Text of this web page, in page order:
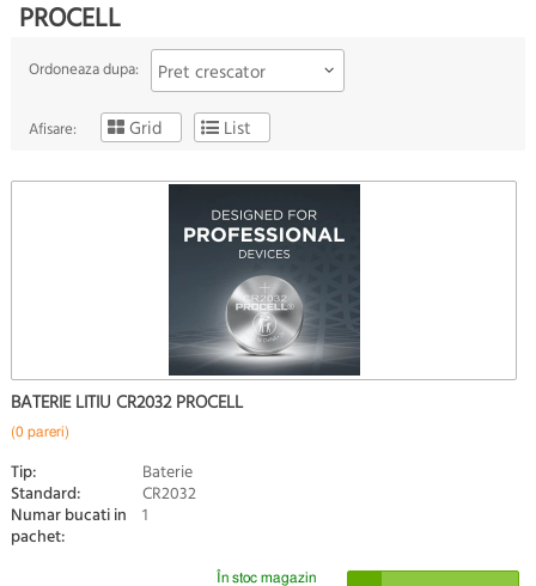
PROCELL
Ordoneaza dupa: Pret crescator
Afisare: Grid List
BATERIE LITIU CR2032 PROCELL
(0 pareri)
Tip: Baterie
Standard: CR2032
Numar bucati in
pachet:
1
În stoc magazin